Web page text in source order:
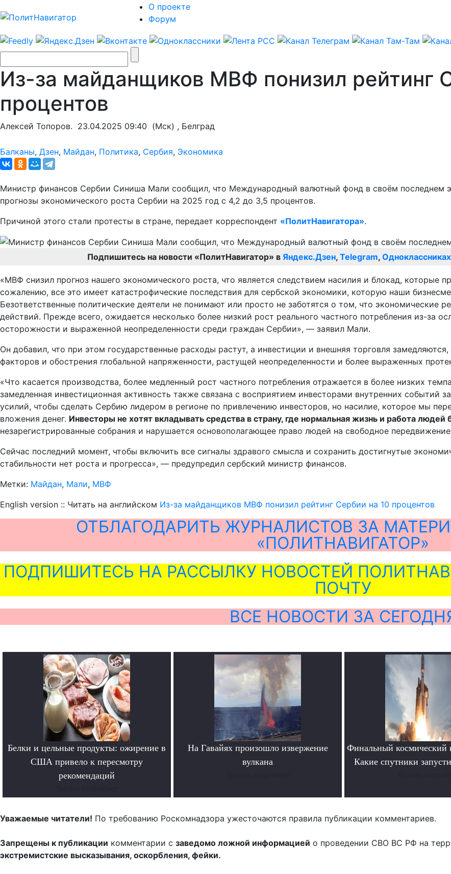
О проекте
Форум
Из-за майданщиков МВФ понизил рейтинг
процентов
Алексей Топоров. 23.04.2025 09:40 (Мск) , Белград
Балканы, Дзен, Майдан, Политика, Сербия, Экономика
Министр финансов Сербии Синиша Мали сообщил, что Международный валютный фонд в своём последнем
прогнозы экономического роста Сербии на 2025 год с 4,2 до 3,5 процентов.
Причиной этого стали протесты в стране, передает корреспондент «ПолитНавигатора».
Подпишитесь на новости «ПолитНавигатор» в Яндекс.Дзен, Telegram, Одноклассниках
«МВФ снизил прогноз нашего экономического роста, что является следствием насилия и блокад, которые
сожалению, все это имеет катастрофические последствия для сербской экономики, которую наши
Безответственные политические деятели не понимают или просто не заботятся о том, что экономические
действий. Прежде всего, ожидается несколько более низкий рост реального частного потребления из-за
осторожности и выраженной неопределенности среди граждан Сербии», — заявил Мали.
Он добавил, что при этом государственные расходы растут, а инвестиции и внешняя торговля
факторов и обострения глобальной напряженности, растущей неопределенности и более выраженных
«Что касается производства, более медленный рост частного потребления отражается в более низких
замедленная инвестиционная активность также связана с восприятием инвесторами внутренних событий
усилий, чтобы сделать Сербию лидером в регионе по привлечению инвесторов, но насилие, которое мы
вложения денег. Инвесторы не хотят вкладывать средства в страну, где нормальная жизнь и работа
незарегистрированные собрания и нарушается основополагающее право людей на свободное
Сейчас последний момент, чтобы включить все сигналы здравого смысла и сохранить достигнутые
стабильности нет роста и прогресса», — предупредил сербский министр финансов.
Метки: Майдан, Мали, МВФ
English version :: Читать на английском Из-за майданщиков МВФ понизил рейтинг Сербии на 10 процентов
ОТБЛАГОДАРИТЬ ЖУРНАЛИСТОВ ЗА
«ПОЛИТНАВИГАТОР»
ПОДПИШИТЕСЬ НА РАССЫЛКУ НОВОСТЕЙ
ПОЧТУ
ВСЕ НОВОСТИ ЗА
Белки и цельные продукты: ожирение в
США привело к пересмотру
рекомендаций
На Гавайях произошло извержение
вулкана
Финальный космический
Какие спутники
Уважаемые читатели! По требованию Роскомнадзора ужесточаются правила публикации комментариев.
Запрещены к публикации комментарии с заведомо ложной информацией о проведении СВО ВС РФ на
экстремистские высказывания, оскорбления, фейки.